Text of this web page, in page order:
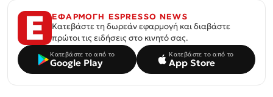
ΕΦΑΡΜΟΓΗ ESPRESSO NEWS
Κατεβάστε τη δωρεάν εφαρμογή και διαβάστε
πρώτοι τις ειδήσεις στο κινητό σας.
Κατεβάστε το από το
Google Play
Κατεβάστε το από το
App Store